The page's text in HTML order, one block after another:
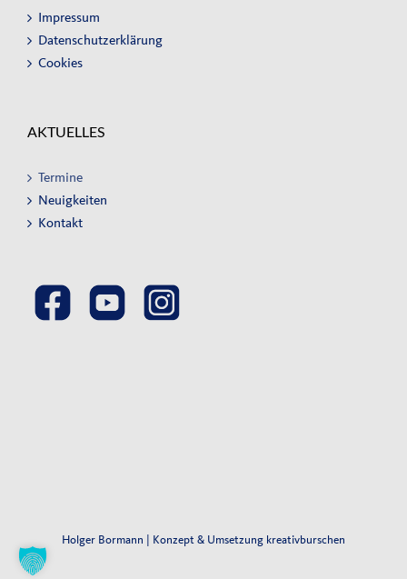
Impressum
Datenschutzerklärung
Cookies
AKTUELLES
Termine
Neuigkeiten
Kontakt
Holger Bormann | Konzept & Umsetzung kreativburschen